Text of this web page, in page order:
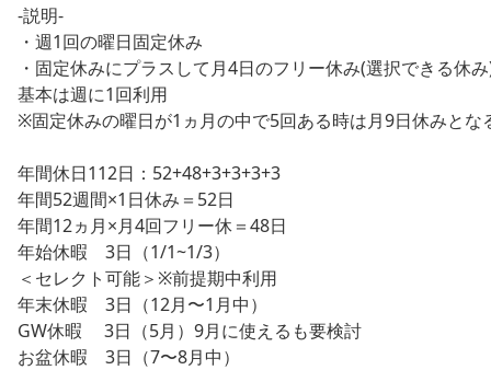
-説明-
・週1回の曜日固定休み
・固定休みにプラスして月4日のフリー休み(選択できる休
基本は週に1回利用
※固定休みの曜日が1ヵ月の中で5回ある時は月9日休みとな
年間休日112日：52+48+3+3+3+3
年間52週間×1日休み＝52日
年間12ヵ月×月4回フリー休＝48日
年始休暇 3日（1/1~1/3）
＜セレクト可能＞※前提期中利用
年末休暇 3日（12月〜1月中）
GW休暇 3日（5月）9月に使えるも要検討
お盆休暇 3日（7〜8月中）